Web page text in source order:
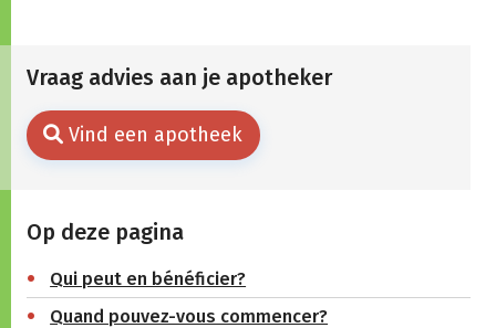
Vraag advies aan je apotheker
Vind een apotheek
Op deze pagina
Qui peut en bénéficier?
Quand pouvez-vous commencer?